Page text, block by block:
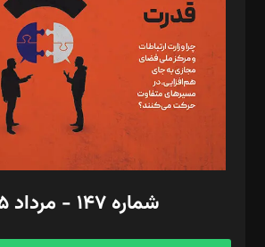
رستمی،مصطفی باستان
ویرایش: نگار استاد‌‌آقا
طراح یونیفرم: مجید توکلی
فیلمبرداری و عکاسی: امیر شفیعی، مانی لطفی زاده
گرافیک و صفحه‌آرایی: سید‌سبحان‌علی ثابت
مد‌یر توسعه تجاری: کامبیز برید‌
امور مالی: شاپور رهبری، محمد‌ کاظمی‌نیا
آگهی و مشترکین: ۰۹۱۹۹۹۹۰۴۵۴
شماره ۱۴۷ - مرداد ۱۴۰۵